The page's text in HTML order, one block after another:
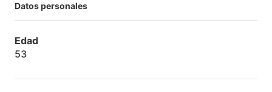
Datos personales
Edad
53